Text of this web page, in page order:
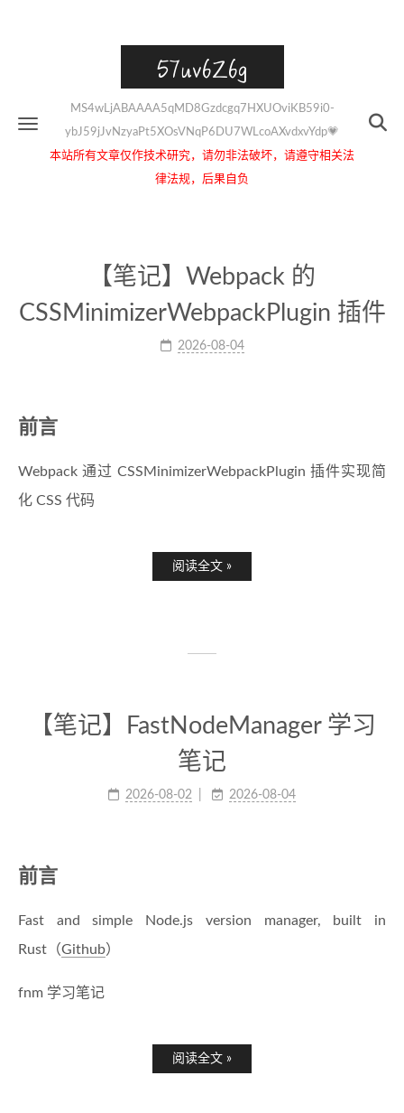
57uv6Z6g
MS4wLjABAAAA5qMD8Gzdcgq7HXUOviKB59i0-
ybJ59jJvNzyaPt5XOsVNqP6DU7WLcoAXvdxvYdp💗
本站所有文章仅作技术研究，请勿非法破坏，请遵守相关法
律法规，后果自负
【笔记】Webpack 的
CSSMinimizerWebpackPlugin 插件
2026-08-04
前言
Webpack 通过 CSSMinimizerWebpackPlugin 插件实现简
化 CSS 代码
阅读全文 »
【笔记】FastNodeManager 学习
笔记
2026-08-02 2026-08-04
前言
Fast and simple Node.js version manager, built in
Rust（Github）
fnm 学习笔记
阅读全文 »